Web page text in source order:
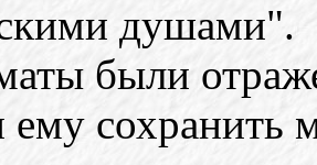
душами".
были
ему сохранить